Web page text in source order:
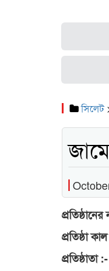
সিলেট
প্রতিষ্ঠা
প্রতিষ্ঠাতা